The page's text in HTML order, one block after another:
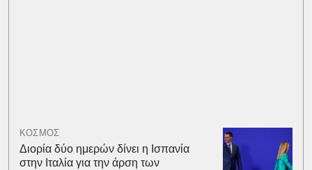
ΚΟΣΜΟΣ
Διορία δύο ημερών δίνει η Ισπανία
στην Ιταλία για την άρση των